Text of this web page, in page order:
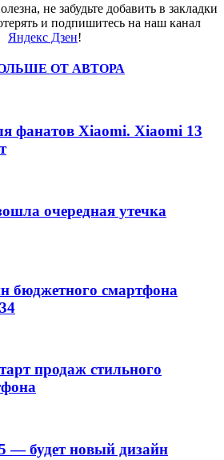
не забудьте добавить в закладки
и подпишитесь на наш канал
Яндекс Дзен!
ОТ АВТОРА
фанатов Xiaomi. Xiaomi 13
очередная утечка
бюджетного смартфона
продаж стильного
— будет новый дизайн